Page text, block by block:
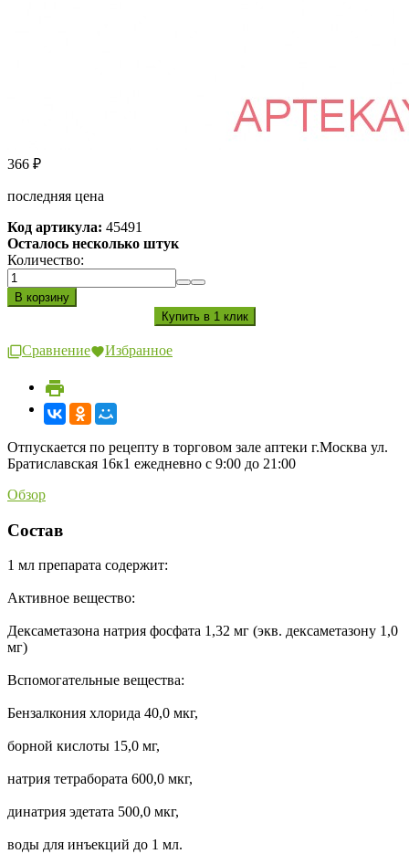
366 ₽
последняя цена
Код артикула: 45491
Осталось несколько штук
Количество:
Сравнение Избранное
Отпускается по рецепту в торговом зале аптеки г.Москва ул.
Братиславская 16к1 ежедневно с 9:00 до 21:00
Обзор
Состав
1 мл препарата содержит:
Активное вещество:
Дексаметазона натрия фосфата 1,32 мг (экв. дексаметазону 1,0
мг)
Вспомогательные вещества:
Бензалкония хлорида 40,0 мкг,
борной кислоты 15,0 мг,
натрия тетрабората 600,0 мкг,
динатрия эдетата 500,0 мкг,
воды для инъекций до 1 мл.